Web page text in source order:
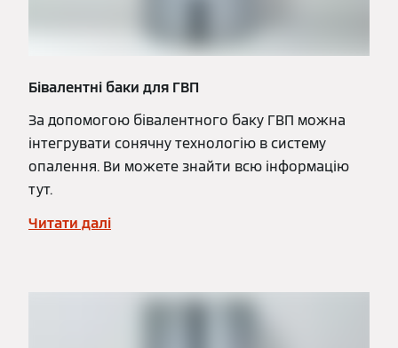
Бівалентні баки для ГВП
За допомогою бівалентного баку ГВП можна
інтегрувати сонячну технологію в систему
опалення. Ви можете знайти всю інформацію
тут.
Читати далі